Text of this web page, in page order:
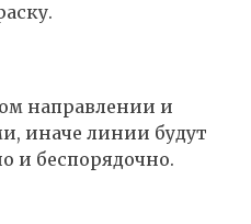
направлении и
иначе линии будут
и беспорядочно.